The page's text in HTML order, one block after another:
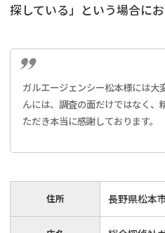
探している」という場合にお
ガルエージェンシー松本様には大
んには、調査の面だけではなく、
ただき本当に感謝しております。
住所 長野県松本